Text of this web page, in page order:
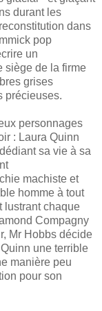
durant les
dans
pop
un
siège de la firme
grises
précieuses.
personnages
: Laura Quinn
sa vie à sa
machiste et
homme à tout
lustrant chaque
Compagny
Mr Hobbs décide
une terrible
manière peu
pour son